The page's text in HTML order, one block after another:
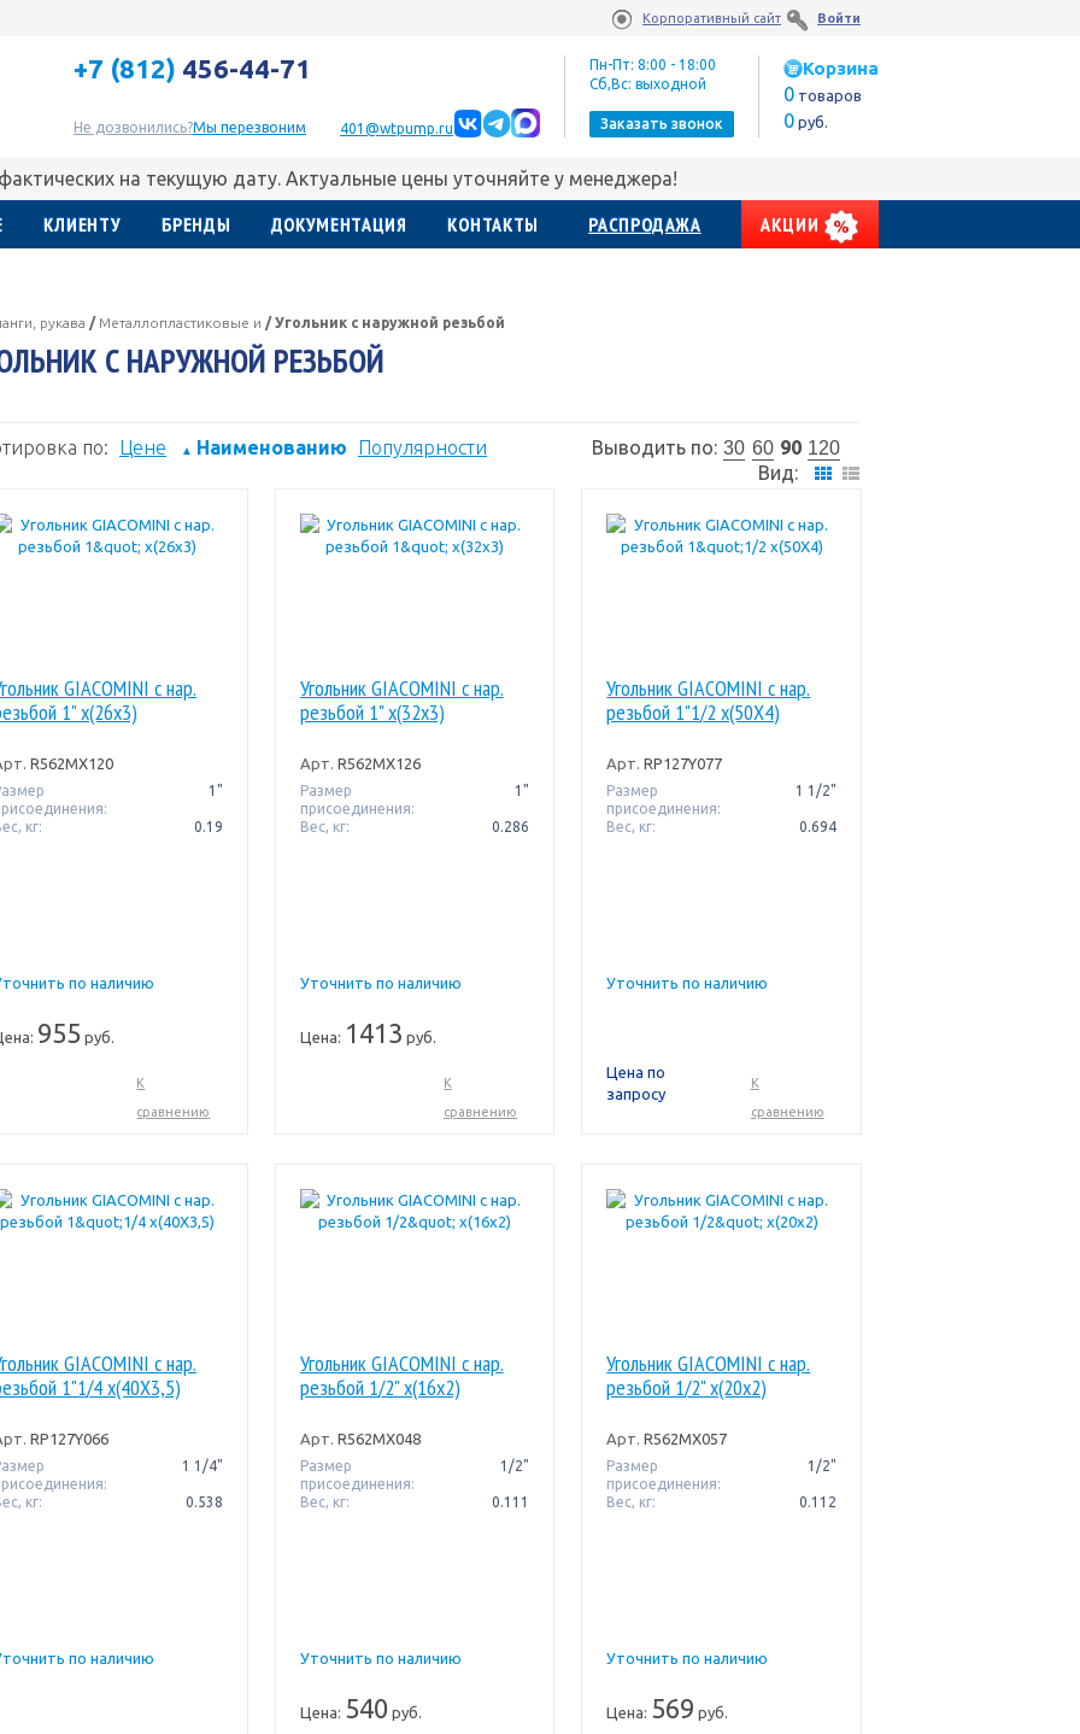
Корпоративный сайт Войти
+7 (812) 456-44-71
Не дозвонились?Мы перезвоним 401@wtpump.ru
Пн-Пт: 8:00 - 18:00
Сб,Вс: выходной
Заказать звонок
Корзина
0 товаров
0 руб.
на текущую дату. Актуальные цены уточняйте у менеджера!
КЛИЕНТУ БРЕНДЫ ДОКУМЕНТАЦИЯ КОНТАКТЫ РАСПРОДАЖА АКЦИИ
рукава / Металлопластиковые и /Угольник с наружной резьбой
С НАРУЖНОЙ РЕЗЬБОЙ
по: Цене ▲ Наименованию Популярности Выводить по: 30 60 90 120
Вид:
GIACOMINI с нар.
1" x(26x3)
R562MX120
1"
кг: 0.19
по наличию
955 руб.
К
сравнению
Угольник GIACOMINI с нар.
резьбой 1" x(32x3)
Арт. R562MX126
Размер
присоединения:
1"
Вес, кг: 0.286
Уточнить по наличию
Цена: 1413 руб.
К
сравнению
Угольник GIACOMINI с нар.
резьбой 1"1/2 x(50X4)
Арт. RP127Y077
Размер
присоединения:
1 1/2"
Вес, кг: 0.694
Уточнить по наличию
Цена по
запросу
К
сравнению
GIACOMINI с нар.
1"1/4 x(40X3,5)
RP127Y066
1 1/4"
кг: 0.538
по наличию
Угольник GIACOMINI с нар.
резьбой 1/2" x(16x2)
Арт. R562MX048
Размер
присоединения:
1/2"
Вес, кг: 0.111
Уточнить по наличию
Цена: 540 руб.
Угольник GIACOMINI с нар.
резьбой 1/2" x(20x2)
Арт. R562MX057
Размер
присоединения:
1/2"
Вес, кг: 0.112
Уточнить по наличию
Цена: 569 руб.